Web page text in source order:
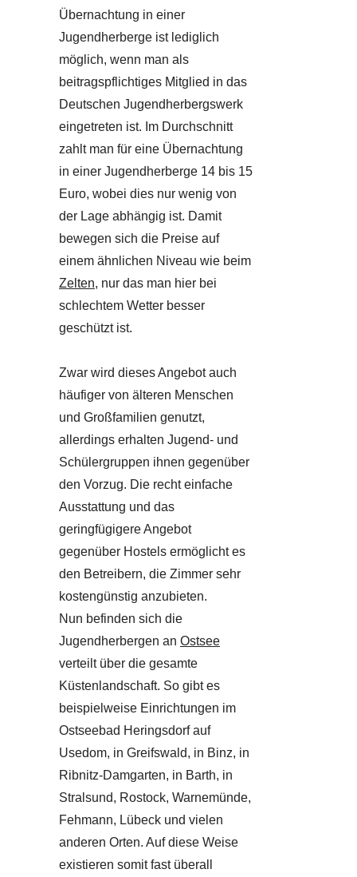
Übernachtung in einer
Jugendherberge ist lediglich
möglich, wenn man als
beitragspflichtiges Mitglied in das
Deutschen Jugendherbergswerk
eingetreten ist. Im Durchschnitt
zahlt man für eine Übernachtung
in einer Jugendherberge 14 bis 15
Euro, wobei dies nur wenig von
der Lage abhängig ist. Damit
bewegen sich die Preise auf
einem ähnlichen Niveau wie beim
Zelten, nur das man hier bei
schlechtem Wetter besser
geschützt ist.
Zwar wird dieses Angebot auch
häufiger von älteren Menschen
und Großfamilien genutzt,
allerdings erhalten Jugend- und
Schülergruppen ihnen gegenüber
den Vorzug. Die recht einfache
Ausstattung und das
geringfügigere Angebot
gegenüber Hostels ermöglicht es
den Betreibern, die Zimmer sehr
kostengünstig anzubieten.
Nun befinden sich die
Jugendherbergen an Ostsee
verteilt über die gesamte
Küstenlandschaft. So gibt es
beispielweise Einrichtungen im
Ostseebad Heringsdorf auf
Usedom, in Greifswald, in Binz, in
Ribnitz-Damgarten, in Barth, in
Stralsund, Rostock, Warnemünde,
Fehmann, Lübeck und vielen
anderen Orten. Auf diese Weise
existieren somit fast überall